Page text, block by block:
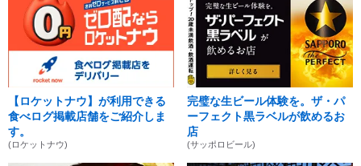
【ロケットナウ】が利用できる
食べログ掲載店舗をご紹介しま
す。
(ロケットナウ)
完璧な生ビール体験を。ザ・パ
ーフェクト黒ラベルが飲めるお
店
(サッポロビール)